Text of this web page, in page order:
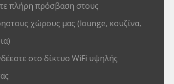
πλήρη πρόσβαση στους
χώρους μας (lounge, κουζίνα,
στο δίκτυο WiFi υψηλής